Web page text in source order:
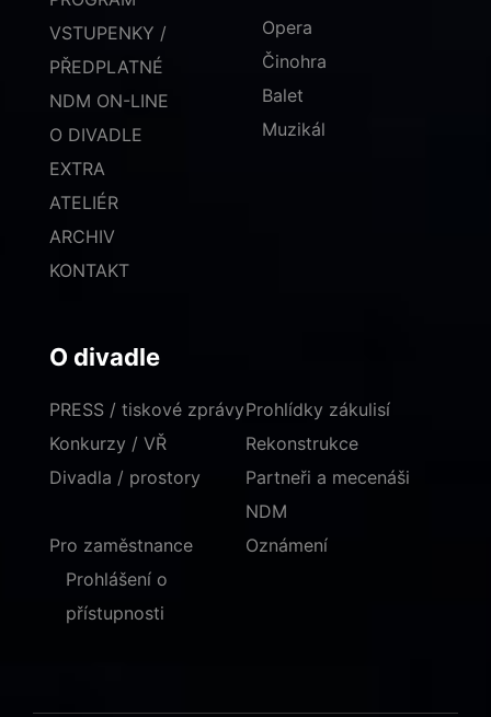
VSTUPENKY /
PŘEDPLATNÉ
NDM ON-LINE
O DIVADLE
EXTRA
ATELIÉR
ARCHIV
KONTAKT
Opera
Činohra
Balet
Muzikál
O divadle
PRESS / tiskové zprávy
Konkurzy / VŘ
Divadla / prostory
Prohlídky zákulisí
Rekonstrukce
Partneři a mecenáši
NDM
Pro zaměstnance
Oznámení
Prohlášení o
přístupnosti